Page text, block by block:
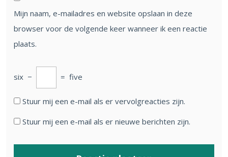
Mijn naam, e-mailadres en website opslaan in deze
browser voor de volgende keer wanneer ik een reactie
plaats.
six − = five
Stuur mij een e-mail als er vervolgreacties zijn.
Stuur mij een e-mail als er nieuwe berichten zijn.